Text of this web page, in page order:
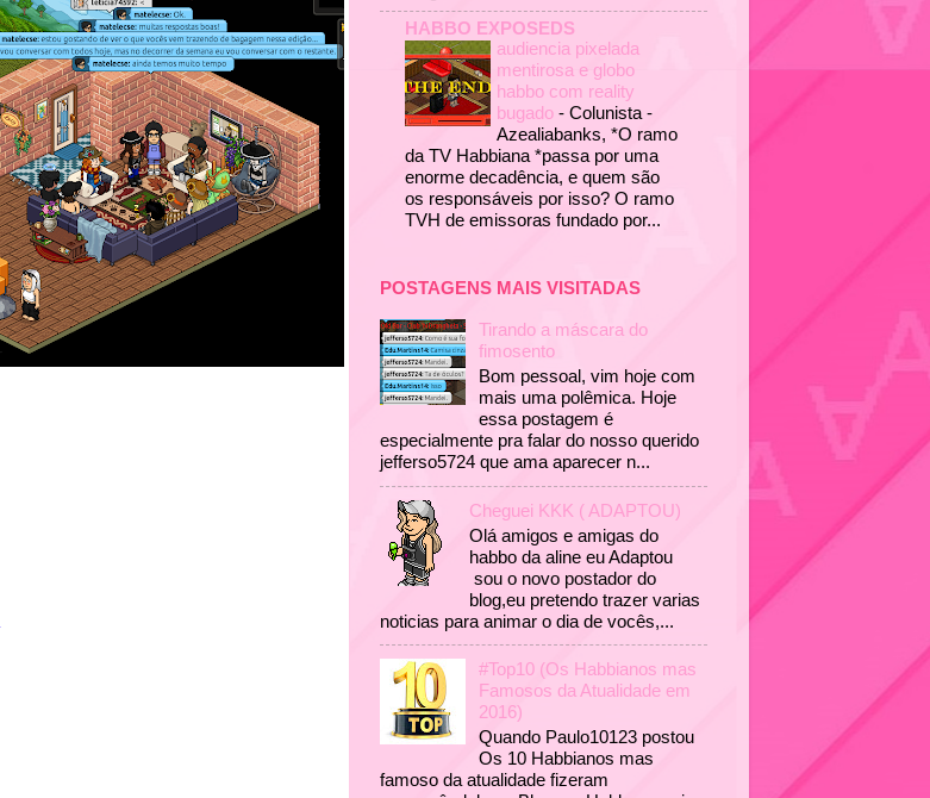
HABBO EXPOSEDS
audiencia pixelada
mentirosa e globo
habbo com reality
bugado - Colunista -
Azealiabanks, *O ramo
da TV Habbiana *passa por uma
enorme decadência, e quem são
os responsáveis por isso? O ramo
TVH de emissoras fundado por...
POSTAGENS MAIS VISITADAS
Tirando a máscara do
fimosento
Bom pessoal, vim hoje com
mais uma polêmica. Hoje
essa postagem é
especialmente pra falar do nosso querido
jefferso5724 que ama aparecer n...
Cheguei KKK ( ADAPTOU)
Olá amigos e amigas do
habbo da aline eu Adaptou
sou o novo postador do
blog,eu pretendo trazer varias
noticias para animar o dia de vocês,...
#Top10 (Os Habbianos mas
Famosos da Atualidade em
2016)
Quando Paulo10123 postou
Os 10 Habbianos mas
famoso da atualidade fizeram